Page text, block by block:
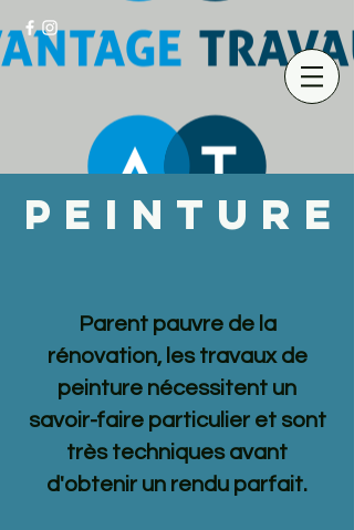
P EINTURE
Parent pauvre de la
rénovation, les travaux de
peinture nécessitent un
savoir-faire particulier et sont
très techniques avant
d'obtenir un rendu parfait.